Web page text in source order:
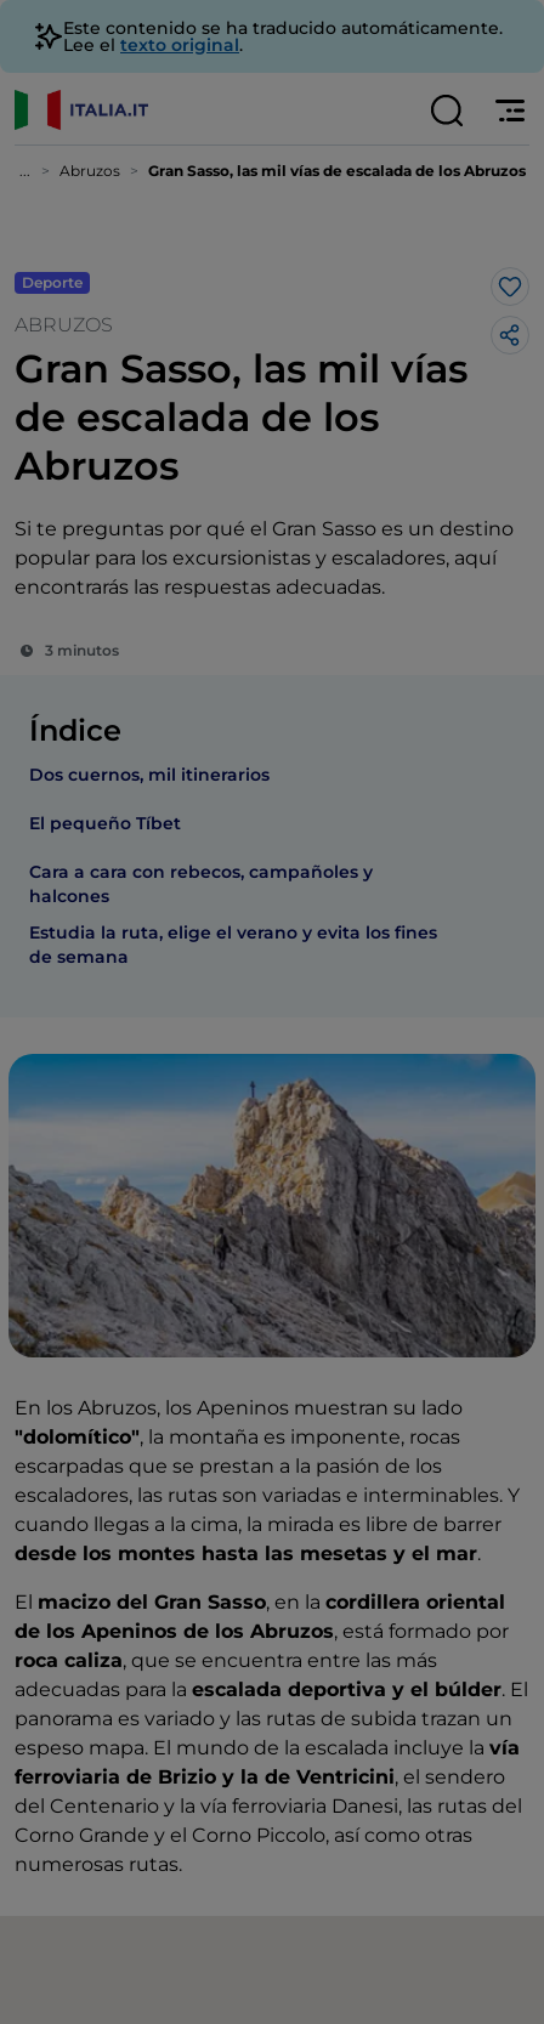
Este contenido se ha traducido automáticamente.
Lee el texto original.
... Abruzos Gran Sasso, las mil vías de escalada de los Abruzos
Deporte
ABRUZOS
Gran Sasso, las mil vías
de escalada de los
Abruzos
Si te preguntas por qué el Gran Sasso es un destino
popular para los excursionistas y escaladores, aquí
encontrarás las respuestas adecuadas.
3 minutos
Me
Índice
Dos cuernos, mil itinerarios
El pequeño Tíbet
Cara a cara con rebecos, campañoles y
halcones
Estudia la ruta, elige el verano y evita los fines
de semana
En los Abruzos, los Apeninos muestran su lado
"dolomítico", la montaña es imponente, rocas
escarpadas que se prestan a la pasión de los
escaladores, las rutas son variadas e interminables. Y
cuando llegas a la cima, la mirada es libre de barrer
desde los montes hasta las mesetas y el mar.
El macizo del Gran Sasso, en la cordillera oriental
de los Apeninos de los Abruzos, está formado por
roca caliza, que se encuentra entre las más
adecuadas para la escalada deportiva y el búlder. El
panorama es variado y las rutas de subida trazan un
espeso mapa. El mundo de la escalada incluye la vía
ferroviaria de Brizio y la de Ventricini, el sendero
del Centenario y la vía ferroviaria Danesi, las rutas del
Corno Grande y el Corno Piccolo, así como otras
numerosas rutas.